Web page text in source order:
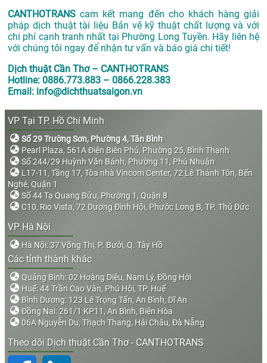
CANTHOTRANS cam kết mang đến cho khách hàng giải
pháp dịch thuật tài liệu Bản vẽ kỹ thuật chất lượng và với
chi phí cạnh tranh nhất tại Phường Long Tuyền. Hãy liên hệ
với chúng tôi ngay để nhận tư vấn và báo giá chi tiết!
Dịch thuật Cần Thơ – CANTHOTRANS
Hotline: 0886.773.883 – 0866.228.383
Email: info@dichthuatsaigon.vn
VP Tại TP. Hồ Chí Minh
Số 29 Trường Sơn, Phường 4, Tân Bình
Pearl Plaza, 561A Điện Biên Phủ, Phường 25, Bình Thạnh
Số 244/29 Huỳnh Văn Bánh, Phường 11, Phú Nhuận
L17-11, Tầng 17, Tòa nhà Vincom Center, 72 Lê Thánh Tôn, Bến
Nghé, Quận 1
Số 44 Tạ Quang Bửu, Phường 1, Quận 8
C10, Rio Vista, 72 Dương Đình Hội, Phước Long B, TP. Thủ Đức
VP Hà Nội
Hà Nội: 37 Võng Thị, P. Bưởi, Q. Tây Hồ
Các tỉnh thành khác
Quảng Bình: 02 Hoàng Diệu, Nam Lý, Đồng Hới
Huế: 44 Trần Cao Vân, Phú Hội, TP. Huế
Bình Dương: 123 Lê Trọng Tấn, An Bình, Dĩ An
Đồng Nai: 261/1 KP11, An Bình, Biên Hòa
06A Nguyễn Du, Thạch Thang, Hải Châu, Đà Nẵng
Theo dõi Dịch thuật Cần Thơ - CANTHOTRANS